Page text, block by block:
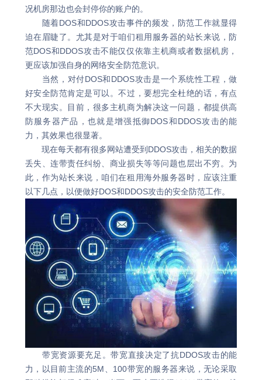
况机房那边也会封停你的账户的。
随着DOS和DDOS攻击事件的频发，防范工作就显得
迫在眉睫了。尤其是对于咱们租用服务器的站长来说，防
范DOS和DDOS攻击不能仅仅依靠主机商或者数据机房，
更应该加强自身的网络安全防范意识。
当然，对付DOS和DDOS攻击是一个系统性工程，做
好安全防范肯定是可以。不过，要想完全杜绝的话，有点
不大现实。目前，很多主机商为解决这一问题，都提供高
防服务器产品，也就是增强抵御DOS和DDOS攻击的能
力，其效果也很显著。
现在每天都有很多网站遭受到DDOS攻击，相关的数据
丢失、连带责任纠纷、商业损失等等问题也层出不穷。为
此，作为站长来说，咱们在租用海外服务器时，应该注重
以下几点，以便做好DOS和DDOS攻击的安全防范工作。
带宽资源要充足。带宽直接决定了抗DDOS攻击的能
力，以目前主流的5M、100带宽的服务器来说，无论采取